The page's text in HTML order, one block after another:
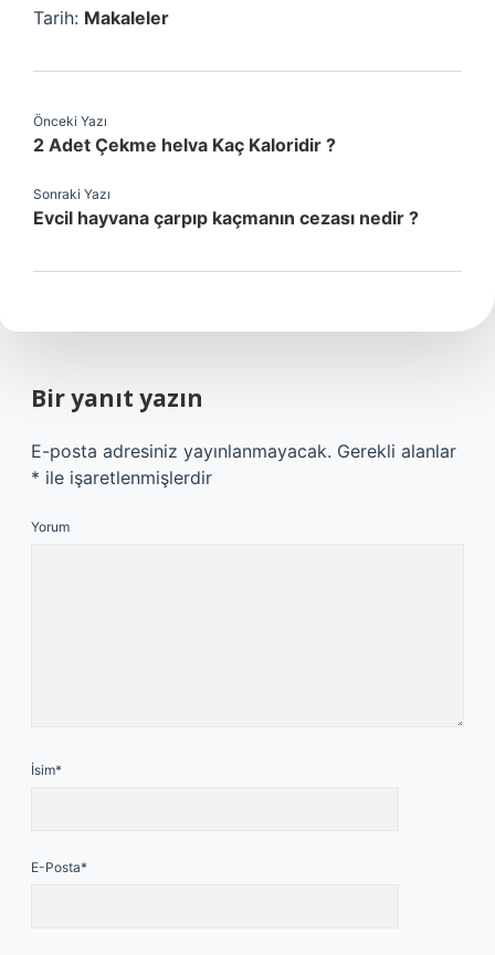
Tarih: Makaleler
Önceki Yazı
2 Adet Çekme helva Kaç Kaloridir ?
Sonraki Yazı
Evcil hayvana çarpıp kaçmanın cezası nedir ?
Bir yanıt yazın
E-posta adresiniz yayınlanmayacak. Gerekli alanlar
* ile işaretlenmişlerdir
Yorum
İsim*
E-Posta*